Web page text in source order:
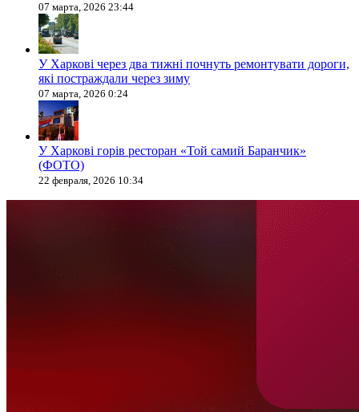
07 марта, 2026 23:44
У Харкові через два тижні почнуть ремонтувати дороги,
які постраждали через зиму
07 марта, 2026 0:24
У Харкові горів ресторан «Той самий Баранчик»
(ФОТО)
22 февраля, 2026 10:34